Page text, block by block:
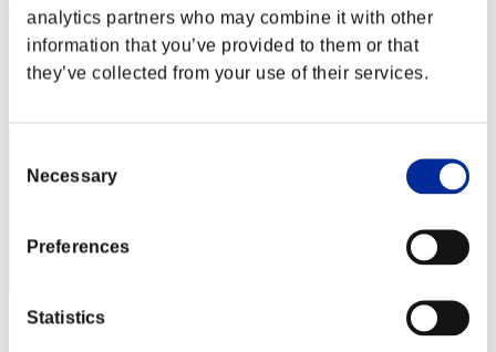
analytics partners who may combine it with other
information that you’ve provided to them or that
they’ve collected from your use of their services.
Selection
Necessary
Preferences
Statistics
Puntos:Lv:1/05'07"68
Posición
SEBA